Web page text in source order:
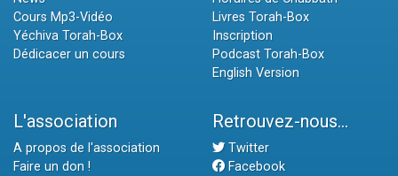
Cours Mp3-Vidéo
Yéchiva Torah-Box
Dédicacer un cours
Livres Torah-Box
Inscription
Podcast Torah-Box
English Version
L'association
A propos de l'association
Faire un don !
Retrouvez-nous...
Twitter
Facebook